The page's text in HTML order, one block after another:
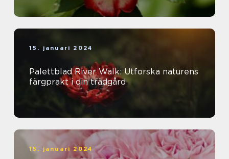
15. januari 2024
Palettblad River Walk: Utforska naturens
färgprakt i din trädgård
15. januari 2024